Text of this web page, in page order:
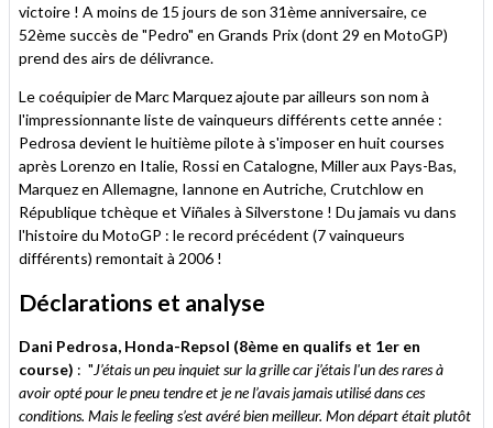
victoire ! A moins de 15 jours de son 31ème anniversaire, ce
52ème succès de "Pedro" en Grands Prix (dont 29 en MotoGP)
prend des airs de délivrance.
Le coéquipier de Marc Marquez ajoute par ailleurs son nom à
l'impressionnante liste de vainqueurs différents cette année :
Pedrosa devient le huitième pilote à s'imposer en huit courses
après Lorenzo en Italie, Rossi en Catalogne, Miller aux Pays-Bas,
Marquez en Allemagne, Iannone en Autriche, Crutchlow en
République tchèque et Viñales à Silverstone ! Du jamais vu dans
l'histoire du MotoGP : le record précédent (7 vainqueurs
différents) remontait à 2006 !
Déclarations et analyse
Dani Pedrosa, Honda-Repsol (8ème en qualifs et 1er en
course) : "J’étais un peu inquiet sur la grille car j’étais l'un des rares à
avoir opté pour le pneu tendre et je ne l’avais jamais utilisé dans ces
conditions. Mais le feeling s’est avéré bien meilleur. Mon départ était plutôt